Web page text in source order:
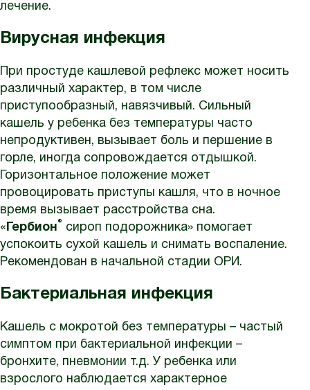
лечение.
Вирусная инфекция
При простуде кашлевой рефлекс может носить
различный характер, в том числе
приступообразный, навязчивый. Сильный
кашель у ребенка без температуры часто
непродуктивен, вызывает боль и першение в
горле, иногда сопровождается отдышкой.
Горизонтальное положение может
провоцировать приступы кашля, что в ночное
время вызывает расстройства сна.
« Гербион® сироп подорожника» помогает
успокоить сухой кашель и снимать воспаление.
Рекомендован в начальной стадии ОРИ.
Бактериальная инфекция
Кашель с мокротой без температуры – частый
симптом при бактериальной инфекции –
бронхите, пневмонии т.д. У ребенка или
взрослого наблюдается характерное